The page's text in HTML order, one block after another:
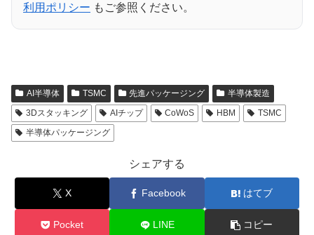
利用ポリシー もご参照ください。
AI半導体 TSMC 先進パッケージング
半導体製造
3Dスタッキング
AIチップ CoWoS HBM
TSMC
半導体パッケージング
シェアする
X Facebook はてブ
Pocket LINE コピー